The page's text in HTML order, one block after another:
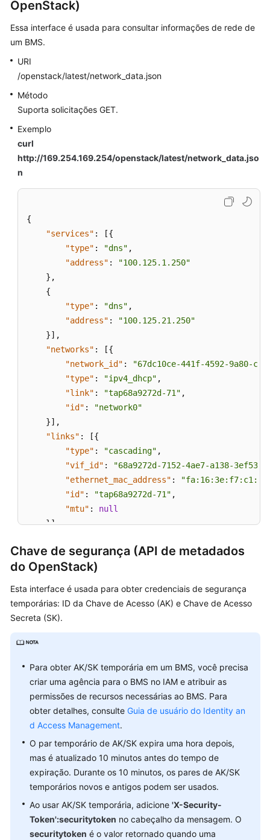
OpenStack)
Essa interface é usada para consultar informações de rede de
um BMS.
URI
/openstack/latest/network_data.json
Método
Suporta solicitações GET.
Exemplo
curl
http://169.254.169.254/openstack/latest/network_data.jso
n
{
"services" : [{
"type" : "dns" ,
"address" :
"100.125.1.250"
} ,
{
"type" : "dns" ,
"address" :
"100.125.21.250"
}] ,
"networks" : [{
"network_id" :
"67dc10ce-441f-4592-9a80-
"type" : "ipv4_dhcp" ,
"link" : "tap68a9272d-71" ,
"id" :
"network0"
}] ,
"links" : [{
"type" : "cascading" ,
"vif_id" :
"68a9272d-7152-4ae7-a138-
"ethernet_mac_address" :
"id" : "tap68a9272d-71" ,
"mtu" :
null
}]
Chave de segurança (API de metadados
do OpenStack)
Esta interface é usada para obter credenciais de segurança
temporárias: ID da Chave de Acesso (AK) e Chave de Acesso
Secreta (SK).
Para obter AK/SK temporária em um BMS, você precisa
criar uma agência para o BMS no IAM e atribuir as
permissões de recursos necessárias ao BMS. Para
obter detalhes, consulte Guia de usuário do Identity an
d Access Management.
O par temporário de AK/SK expira uma hora depois,
mas é atualizado 10 minutos antes do tempo de
expiração. Durante os 10 minutos, os pares de AK/SK
temporários novos e antigos podem ser usados.
Ao usar AK/SK temporária, adicione 'X-Security-
Token':securitytoken no cabeçalho da mensagem. O
securitytoken é o valor retornado quando uma